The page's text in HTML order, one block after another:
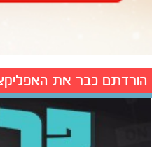
הורדתם כבר את